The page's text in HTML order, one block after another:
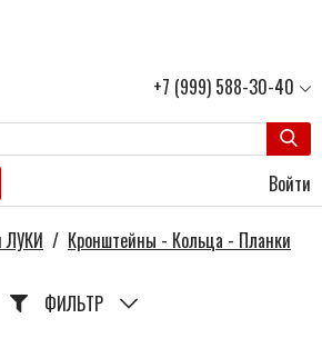
+7 (999) 588-30-40
Войти
ЛУКИ / Кронштейны - Кольца - Планки
ФИЛЬТР